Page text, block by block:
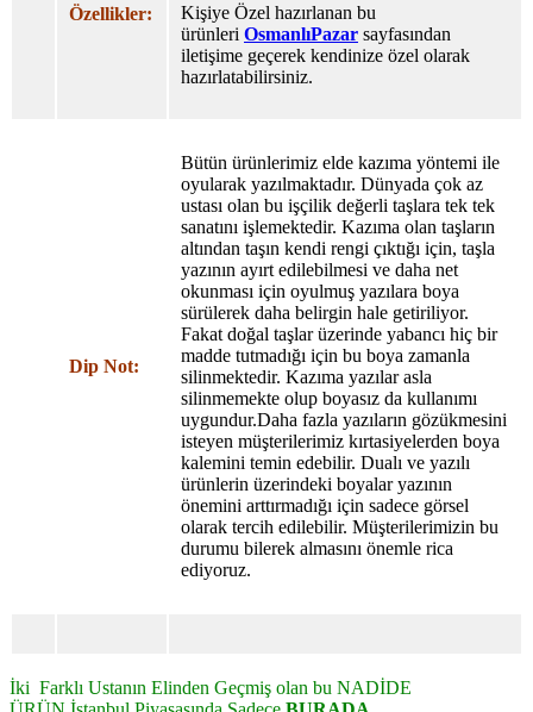
Özellikler:
Kişiye Özel hazırlanan bu
ürünleri OsmanlıPazar sayfasından
iletişime geçerek kendinize özel olarak
hazırlatabilirsiniz.
Dip Not:
Bütün ürünlerimiz elde kazıma yöntemi ile
oyularak yazılmaktadır. Dünyada çok az
ustası olan bu işçilik değerli taşlara tek tek
sanatını işlemektedir. Kazıma olan taşların
altından taşın kendi rengi çıktığı için, taşla
yazının ayırt edilebilmesi ve daha net
okunması için oyulmuş yazılara boya
sürülerek daha belirgin hale getiriliyor.
Fakat doğal taşlar üzerinde yabancı hiç bir
madde tutmadığı için bu boya zamanla
silinmektedir. Kazıma yazılar asla
silinmemekte olup boyasız da kullanımı
uygundur.Daha fazla yazıların gözükmesini
isteyen müşterilerimiz kırtasiyelerden boya
kalemini temin edebilir. Dualı ve yazılı
ürünlerin üzerindeki boyalar yazının
önemini arttırmadığı için sadece görsel
olarak tercih edilebilir. Müşterilerimizin bu
durumu bilerek almasını önemle rica
ediyoruz.
İki Farklı Ustanın Elinden Geçmiş olan bu NADİDE